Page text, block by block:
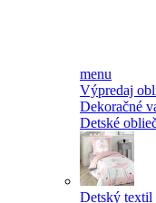
menu
Výpredaj
Dekoračné
Detské
Detský textil